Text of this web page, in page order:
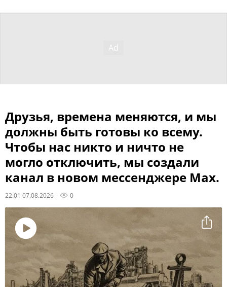
Друзья, времена меняются, и мы
должны быть готовы ко всему.
Чтобы нас никто и ничто не
могло отключить, мы создали
канал в новом мессенджере Max.
22:01 07.08.2026 0
Воспроизвести
видео